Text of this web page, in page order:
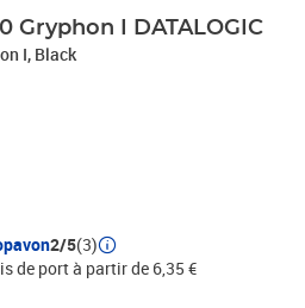
Gryphon I DATALOGIC
I, Black
2/5(3)
de port à partir de 6,35 €